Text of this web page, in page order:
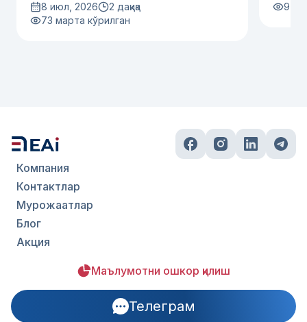
8 июл, 2026
2 дақиқа
73 марта кўрилган
97
Компания
Контактлар
Мурожаатлар
Блог
Акция
Маълумотни ошкор қилиш
Телеграм